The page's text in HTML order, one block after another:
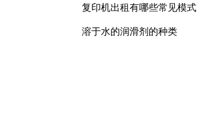
复印机出租有哪些常见模式
溶于水的润滑剂的种类